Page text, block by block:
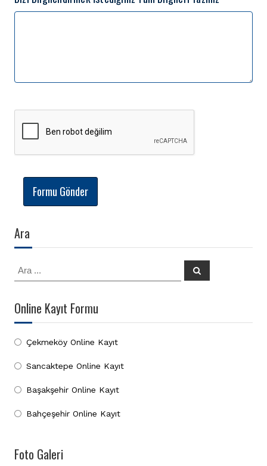
Formu Gönder
Ara
Ara: Ara
Online Kayıt Formu
Çekmeköy Online Kayıt
Sancaktepe Online Kayıt
Başakşehir Online Kayıt
Bahçeşehir Online Kayıt
Foto Galeri